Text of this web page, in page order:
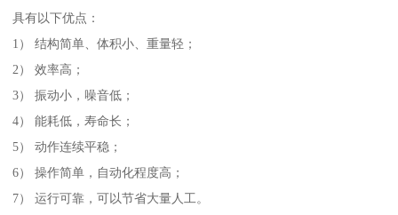
具有以下优点：
1） 结构简单、体积小、重量轻；
2） 效率高；
3） 振动小，噪音低；
4） 能耗低，寿命长；
5） 动作连续平稳；
6） 操作简单，自动化程度高；
7） 运行可靠，可以节省大量人工。